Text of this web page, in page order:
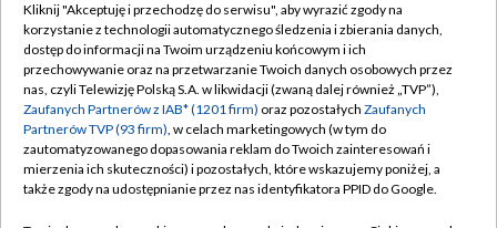
TVP
Abonament TVP
Emisja w TVP
Centrum informacji TVP
Naziemna Telewizja Cyfrowa
Regulamin TVP
Polityka prywatności
Moje zgody
Pomoc
Kliknij "Akceptuję i przechodzę do serwisu", aby wyrazić zgody na
korzystanie z technologii automatycznego śledzenia i zbierania danych,
dostęp do informacji na Twoim urządzeniu końcowym i ich
przechowywanie oraz na przetwarzanie Twoich danych osobowych przez
nas, czyli Telewizję Polską S.A. w likwidacji (zwaną dalej również „TVP”),
Zaufanych Partnerów z IAB* (1201 firm) oraz pozostałych Zaufanych
Partnerów TVP (93 firm), w celach marketingowych (w tym do
zautomatyzowanego dopasowania reklam do Twoich zainteresowań i
mierzenia ich skuteczności) i pozostałych, które wskazujemy poniżej, a
także zgody na udostępnianie przez nas identyfikatora PPID do Google.